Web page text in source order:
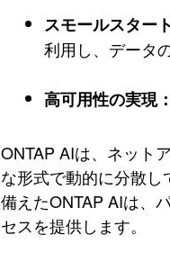
スモールスター
利用し、データ
高可用性の実現：
ONTAP AIは、ネット
な形式で動的に分散
備えたONTAP AIは、
セスを提供します。